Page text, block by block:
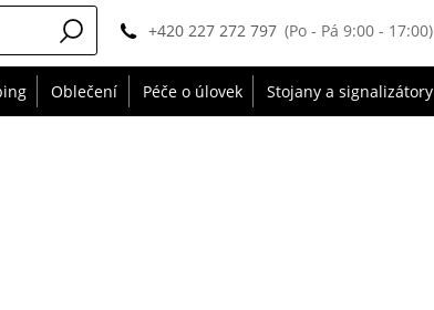
+420 227 272 797 (Po - Pá 9:00 - 17:00)
Oblečení Péče o úlovek Stojany a signalizátory